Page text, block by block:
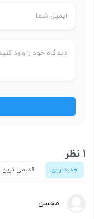
1 نظر
جدیدترین قدیمی ترین
محسن